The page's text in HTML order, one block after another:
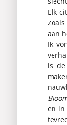
Elk
aan
Ik
is de
en in